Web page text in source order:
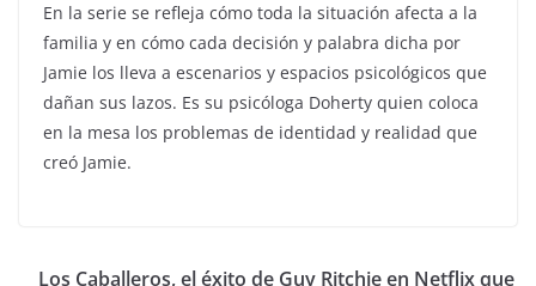
En la serie se refleja cómo toda la situación afecta a la
familia y en cómo cada decisión y palabra dicha por
Jamie los lleva a escenarios y espacios psicológicos que
dañan sus lazos. Es su psicóloga Doherty quien coloca
en la mesa los problemas de identidad y realidad que
creó Jamie.
Los Caballeros, el éxito de Guy Ritchie en Netflix que